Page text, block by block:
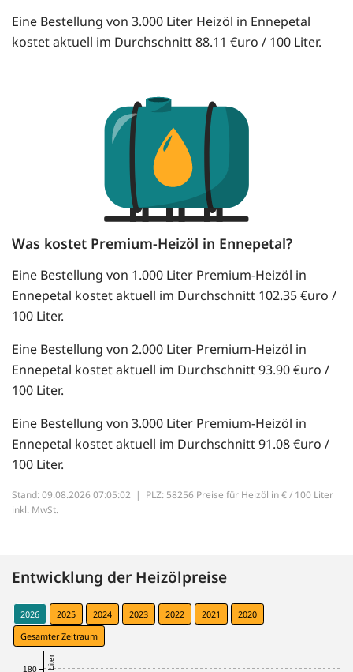
Eine Bestellung von 3.000 Liter Heizöl in Ennepetal
kostet aktuell im Durchschnitt 88.11 €uro / 100 Liter.
Was kostet Premium-Heizöl in Ennepetal?
Eine Bestellung von 1.000 Liter Premium-Heizöl in
Ennepetal kostet aktuell im Durchschnitt 102.35 €uro /
100 Liter.
Eine Bestellung von 2.000 Liter Premium-Heizöl in
Ennepetal kostet aktuell im Durchschnitt 93.90 €uro /
100 Liter.
Eine Bestellung von 3.000 Liter Premium-Heizöl in
Ennepetal kostet aktuell im Durchschnitt 91.08 €uro /
100 Liter.
Stand: 09.08.2026 07:05:02 | PLZ: 58256 Preise für Heizöl in € / 100 Liter
inkl. MwSt.
Entwicklung der Heizölpreise
2026 2025 2024 2023 2022 2021
2020
Gesamter Zeitraum
180